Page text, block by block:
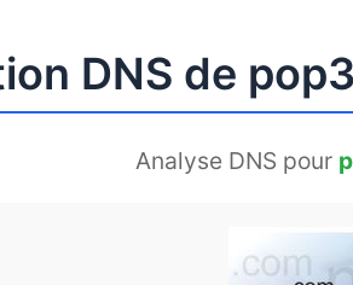
DNS de
Analyse DNS pour